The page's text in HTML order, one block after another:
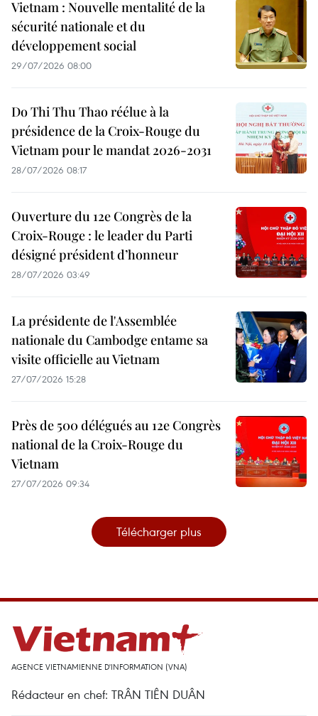
Vietnam : Nouvelle mentalité de la
sécurité nationale et du
développement social
29/07/2026 08:00
Do Thi Thu Thao réélue à la
présidence de la Croix-Rouge du
Vietnam pour le mandat 2026-2031
28/07/2026 08:17
Ouverture du 12e Congrès de la
Croix-Rouge : le leader du Parti
désigné président d’honneur
28/07/2026 03:49
La présidente de l'Assemblée
nationale du Cambodge entame sa
visite officielle au Vietnam
27/07/2026 15:28
Près de 500 délégués au 12e Congrès
national de la Croix-Rouge du
Vietnam
27/07/2026 09:34
Télécharger plus
AGENCE VIETNAMIENNE D'INFORMATION (VNA)
Rédacteur en chef: TRÂN TIÊN DUÂN